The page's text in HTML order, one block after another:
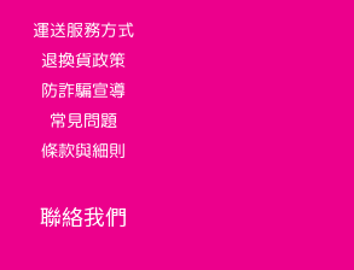
運送服務方式
退換貨政策
防詐騙宣導
常見問題
條款與細則
聯絡我們